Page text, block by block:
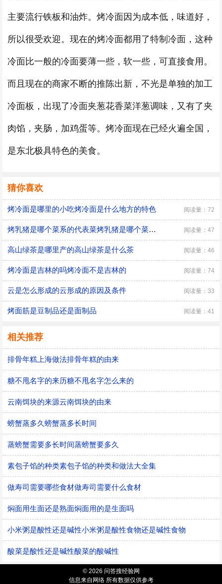
主要流行铁板和油炸。烤冷面因为成本低，味道好，
所以很受欢迎。现在的烤冷面都用了特制冷面，这种
冷面比一般的冷面要薄一些，软一些，可直接食用。
而且现在的商家不断的推陈出新，不光是单独的加工
冷面板，出现了冷面夹葱花香菜洋葱调味，又有了夹
肉馅，夹肠，加鸡蛋等。烤冷面现在已经火遍全国，
是东北极具特色的美食。
猜你喜欢
烤冷面是哪里的小吃烤冷面是什么地方的特色 阅读量：72
烤乳猪是哪个菜系的代表菜烤乳猪是哪个菜系的名菜 阅读量：47
高山绿茶是哪里产的高山绿茶是什么茶 阅读量：46
烤冷面是吉林的吗烤冷面不是吉林的 阅读量：74
云是怎么形成的云形成的原因及条件 阅读量：33
烤面筋是豆制品还是面制品 阅读量：41
相关推荐
排骨年糕上海做法排骨年糕的由来
糖不甩名字的来历糖不甩名字怎么来的
云南饵块的来源云南饵块的由来
螃蟹蒸多久螃蟹蒸多长时间
蒸螃蟹需要多长时间蒸螃蟹要多久
素包子馅的种类素包子馅的种类和做法大全集
做寿司需要哪些食材做寿司需要什么食材
焖面用生面还是熟面焖面用的是生面吗
小米粥是酸性还是碱性小米粥是酸性食物还是碱性食物
酸菜是酸性还是碱性酸菜的酸碱性
© 2026 问答搜经验网
信息来自网络 所有数据仅供参考